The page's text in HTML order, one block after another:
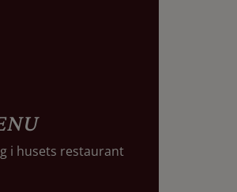
i husets restaurant